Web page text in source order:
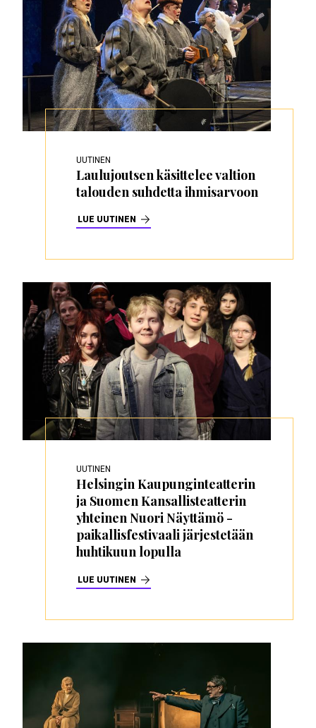
UUTINEN
Laulujoutsen käsittelee valtion
talouden suhdetta ihmisarvoon
LUE UUTINEN
UUTINEN
Helsingin Kaupunginteatterin
ja Suomen Kansallisteatterin
yhteinen Nuori Näyttämö -
paikallisfestivaali järjestetään
huhtikuun lopulla
LUE UUTINEN